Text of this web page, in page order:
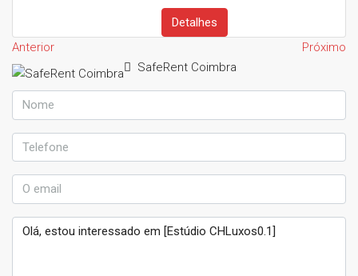
Detalhes
Anterior
Próximo
SafeRent Coimbra